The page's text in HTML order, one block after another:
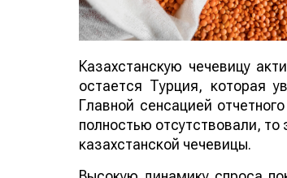
Казахстанскую чечевицу
остается Турция, которая
Главной сенсацией
полностью отсутствовали,
казахстанской чечевицы.